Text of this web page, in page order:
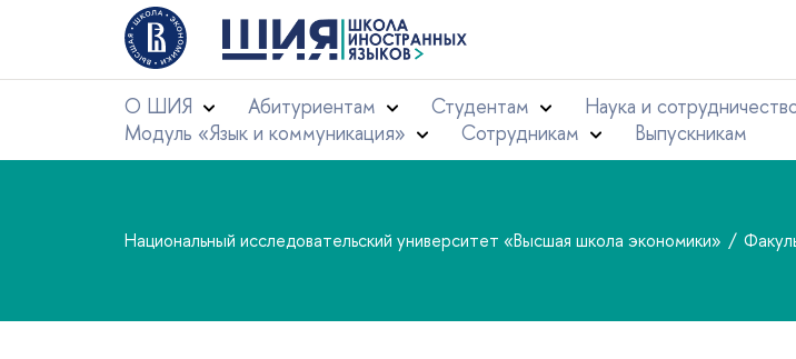
О ШИЯ Абитуриентам Студентам Наука и
Модуль «Язык и коммуникация»
Сотрудникам Выпускникам
Национальный исследовательский университет «Высшая школа экономики»